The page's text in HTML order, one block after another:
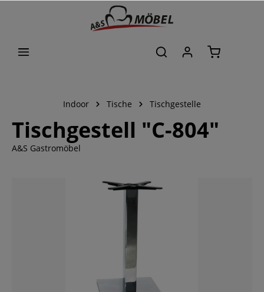
Indoor Tische Tischgestelle
Tischgestell "C-804"
A&S Gastromöbel